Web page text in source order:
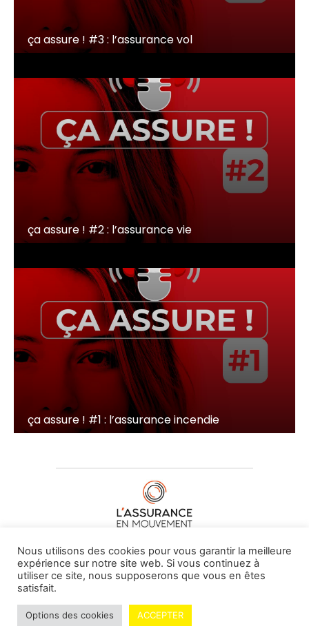
ça assure ! #3 : l’assurance vol
ça assure ! #2 : l’assurance vie
ça assure ! #1 : l’assurance incendie
À PROPOS DE NOUS•CONTACT
© L'assurance en mouvement -By Vovoxx Média
Nous utilisons des cookies pour vous garantir la meilleure
expérience sur notre site web. Si vous continuez à
utiliser ce site, nous supposerons que vous en êtes
satisfait.
Options des cookies ACCEPTER